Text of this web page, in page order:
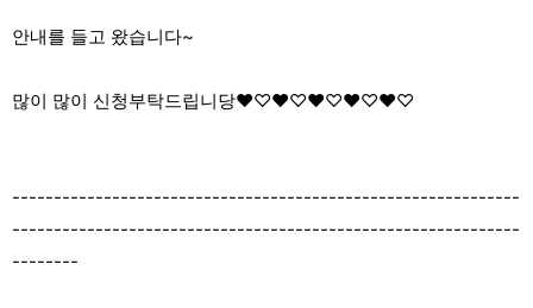
안내를 들고 왔습니다~
많이 많이 신청부탁드립니당♥♡♥♡♥♡♥♡♥♡
-------------------------------------------------------------
-------------------------------------------------------------
--------